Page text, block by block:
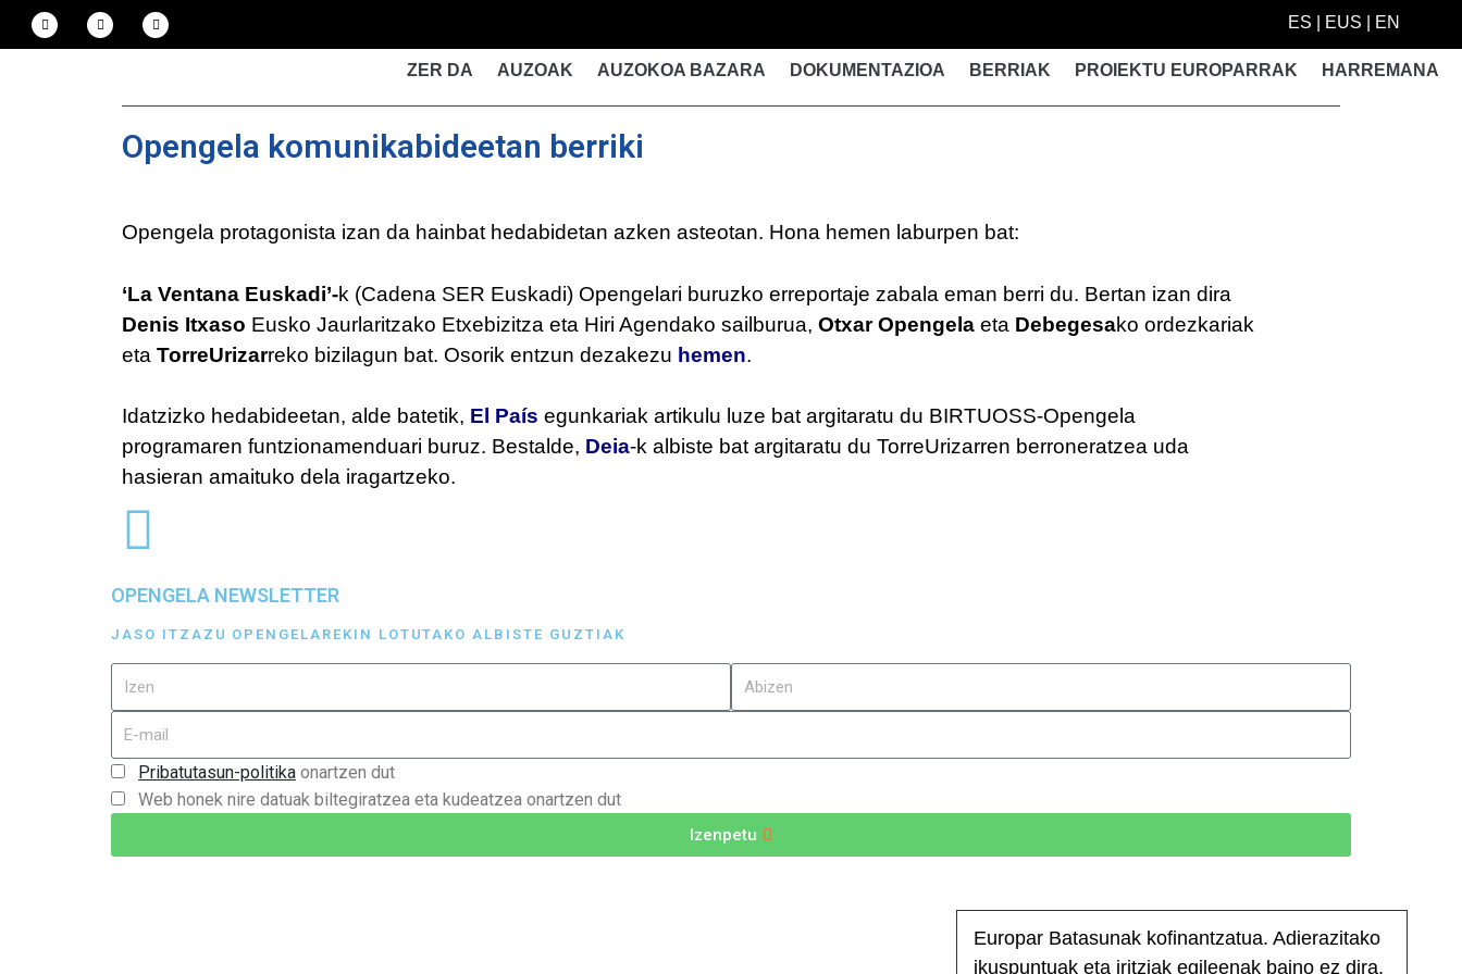
ES EUS EN
ZER DA AUZOAK AUZOKOA BAZARA DOKUMENTAZIOA BERRIAK PROIEKTU EUROPARRAK HARREMANA
Opengela komunikabideetan berriki
Opengela protagonista izan da hainbat hedabidetan azken asteotan. Hona hemen laburpen bat:
‘La Ventana Euskadi’-k (Cadena SER Euskadi) Opengelari buruzko erreportaje zabala eman berri du. Bertan izan dira
Denis Itxaso Eusko Jaurlaritzako Etxebizitza eta Hiri Agendako sailburua, Otxar Opengela eta Debegesako ordezkariak
eta TorreUrizarreko bizilagun bat. Osorik entzun dezakezu hemen.
Idatzizko hedabideetan, alde batetik, El País egunkariak artikulu luze bat argitaratu du BIRTUOSS-Opengela
programaren funtzionamenduari buruz. Bestalde, Deia-k albiste bat argitaratu du TorreUrizarren berroneratzea uda
hasieran amaituko dela iragartzeko.
OPENGELA NEWSLETTER
JASO ITZAZU OPENGELAREKIN LOTUTAKO ALBISTE GUZTIAK
Pribatutasun-politika onartzen dut
Web honek nire datuak biltegiratzea eta kudeatzea onartzen dut
Izenpetu
Europar Batasunak kofinantzatua. Adierazitako
ikuspuntuak eta iritziak egileenak baino ez dira,